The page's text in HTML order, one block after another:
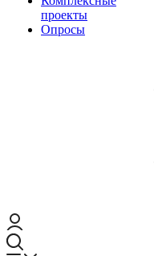
проекты
Опросы